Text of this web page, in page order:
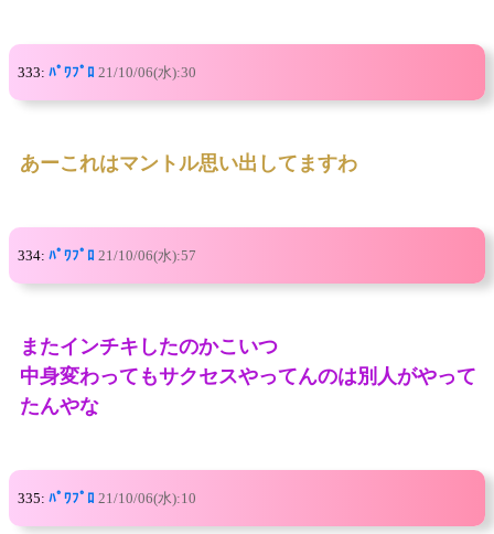
333: ﾊﾟﾜﾌﾟﾛ 21/10/06(水):30
あーこれはマントル思い出してますわ
334: ﾊﾟﾜﾌﾟﾛ 21/10/06(水):57
またインチキしたのかこいつ
中身変わってもサクセスやってんのは別人がやって
たんやな
335: ﾊﾟﾜﾌﾟﾛ 21/10/06(水):10